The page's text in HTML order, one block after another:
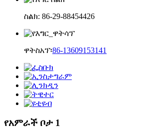
ስልክ: 86-29-88454426
ዋትስአፕ፡86-13609153141
የአምራች ቦታ 1